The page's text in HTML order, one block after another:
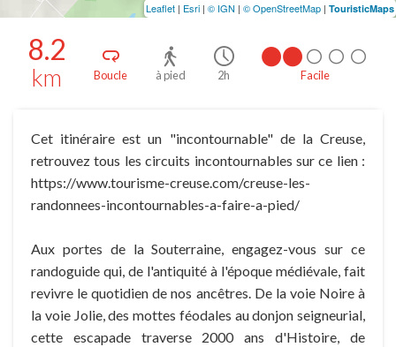
8.2
km Boucle à pied 2h Facile
Cet itinéraire est un "incontournable" de la Creuse,
retrouvez tous les circuits incontournables sur ce lien :
https://www.tourisme-creuse.com/creuse-les-
randonnees-incontournables-a-faire-a-pied/
Aux portes de la Souterraine, engagez-vous sur ce
randoguide qui, de l'antiquité à l'époque médiévale, fait
revivre le quotidien de nos ancêtres. De la voie Noire à
la voie Jolie, des mottes féodales au donjon seigneurial,
cette escapade traverse 2000 ans d'Histoire, de
Leaflet | Esri | © IGN | © OpenStreetMap | TouristicMaps